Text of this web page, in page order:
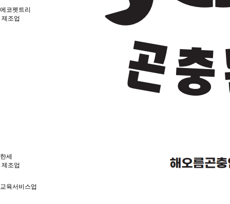
교육서비스업
에코펫트리
제조업
한세
제조업